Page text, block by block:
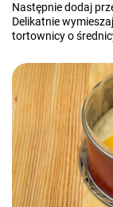
Następnie dodaj
Delikatnie
tortownicy o